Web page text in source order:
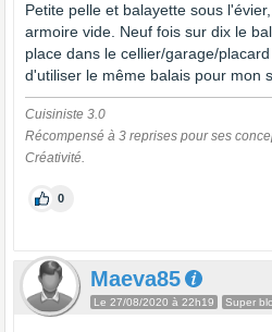
Petite pelle et balayette sous
armoire vide. Neuf fois sur dix le
place dans le cellier/garage/
d'utiliser le même balais pour mon
Cuisiniste 3.0
Récompensé à 3 reprises pour ses
Créativité.
0
Maeva85
Le 27/08/2020 à 22h19 Super